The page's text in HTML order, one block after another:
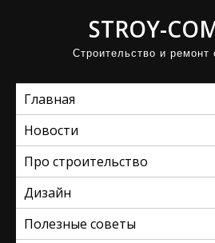
STROY-
Строительство и
Главная
Новости
Про строительство
Дизайн
Полезные советы